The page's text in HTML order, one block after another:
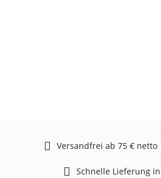
Versandfrei ab 75 €
Schnelle Lieferung